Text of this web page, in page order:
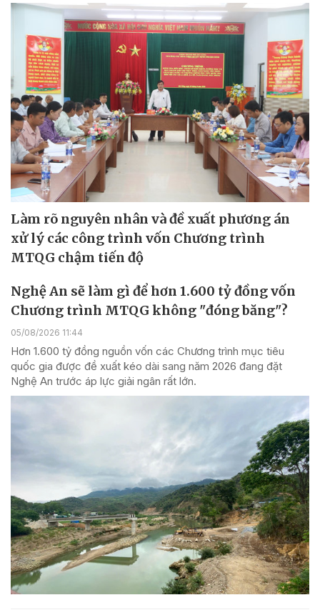
Làm rõ nguyên nhân và đề xuất phương án
xử lý các công trình vốn Chương trình
MTQG chậm tiến độ
Nghệ An sẽ làm gì để hơn 1.600 tỷ đồng vốn
Chương trình MTQG không "đóng băng"?
05/08/2026 11:44
Hơn 1.600 tỷ đồng nguồn vốn các Chương trình mục tiêu
quốc gia được đề xuất kéo dài sang năm 2026 đang đặt
Nghệ An trước áp lực giải ngân rất lớn.